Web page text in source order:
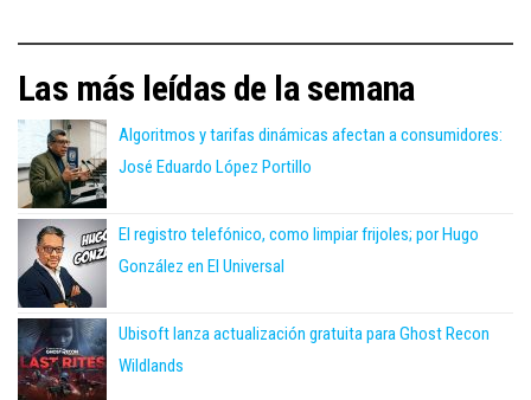
Las más leídas de la semana
Algoritmos y tarifas dinámicas afectan a consumidores:
José Eduardo López Portillo
El registro telefónico, como limpiar frijoles; por Hugo
González en El Universal
Ubisoft lanza actualización gratuita para Ghost Recon
Wildlands